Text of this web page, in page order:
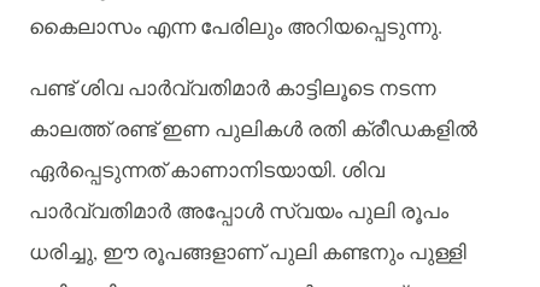
കൈലാസം എന്ന പേരിലും അറിയപ്പെടുന്നു.
പണ്ട് ശിവ പാർവ്വതിമാർ കാട്ടിലൂടെ നടന്ന
കാലത്ത് രണ്ട് ഇണ പുലികൾ രതി ക്രീഡകളിൽ
ഏര്‍പ്പെടുന്നത് കാണാനിടയായി . ശിവ
പാര്‍വ്വതിമാർ അപ്പോൾ സ്വയം പുലി രൂപം
ധരിച്ചു, ഈ രൂപങ്ങളാണ് പുലി കണ്ടനും പുള്ളി